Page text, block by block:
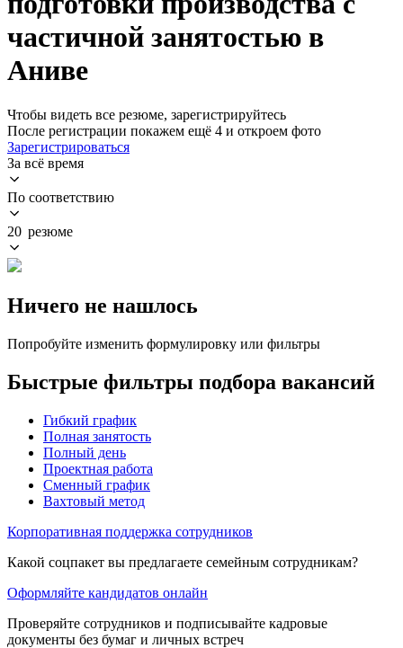
частичной занятостью в
Аниве
Чтобы видеть все резюме, зарегистрируйтесь
После регистрации покажем ещё 4 и откроем фото
Зарегистрироваться
За всё время
По соответствию
20 резюме
Ничего не нашлось
Попробуйте изменить формулировку или фильтры
Быстрые фильтры подбора вакансий
Гибкий график
Полная занятость
Полный день
Проектная работа
Сменный график
Вахтовый метод
Корпоративная поддержка сотрудников
Какой соцпакет вы предлагаете семейным сотрудникам?
Оформляйте кандидатов онлайн
Проверяйте сотрудников и подписывайте кадровые
документы без бумаг и личных встреч